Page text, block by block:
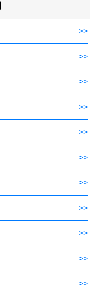
>>
>>
>>
>>
>>
>>
>>
>>
>>
>>